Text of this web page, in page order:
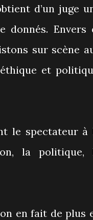
d’un juge
donnés. Envers
sur scène
et
le spectateur à
la politique,
en fait de plus